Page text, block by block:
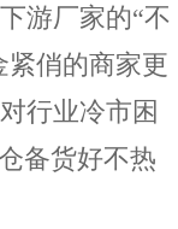
游厂家的“不
紧俏的商家更
行业冷市困
备货好不热